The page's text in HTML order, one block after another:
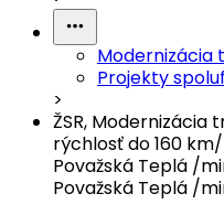
Modernizácia
Projekty
>
ŽSR, Modernizácia
rýchlosť do 160
Považská Teplá /
Považská Teplá /